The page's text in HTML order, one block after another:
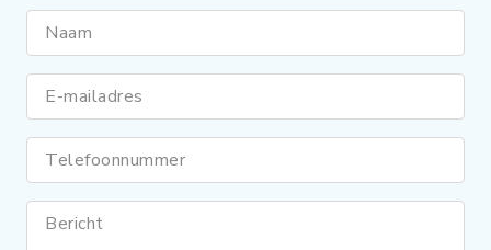
Naam
E-mailadres
Telefoonnummer
Bericht